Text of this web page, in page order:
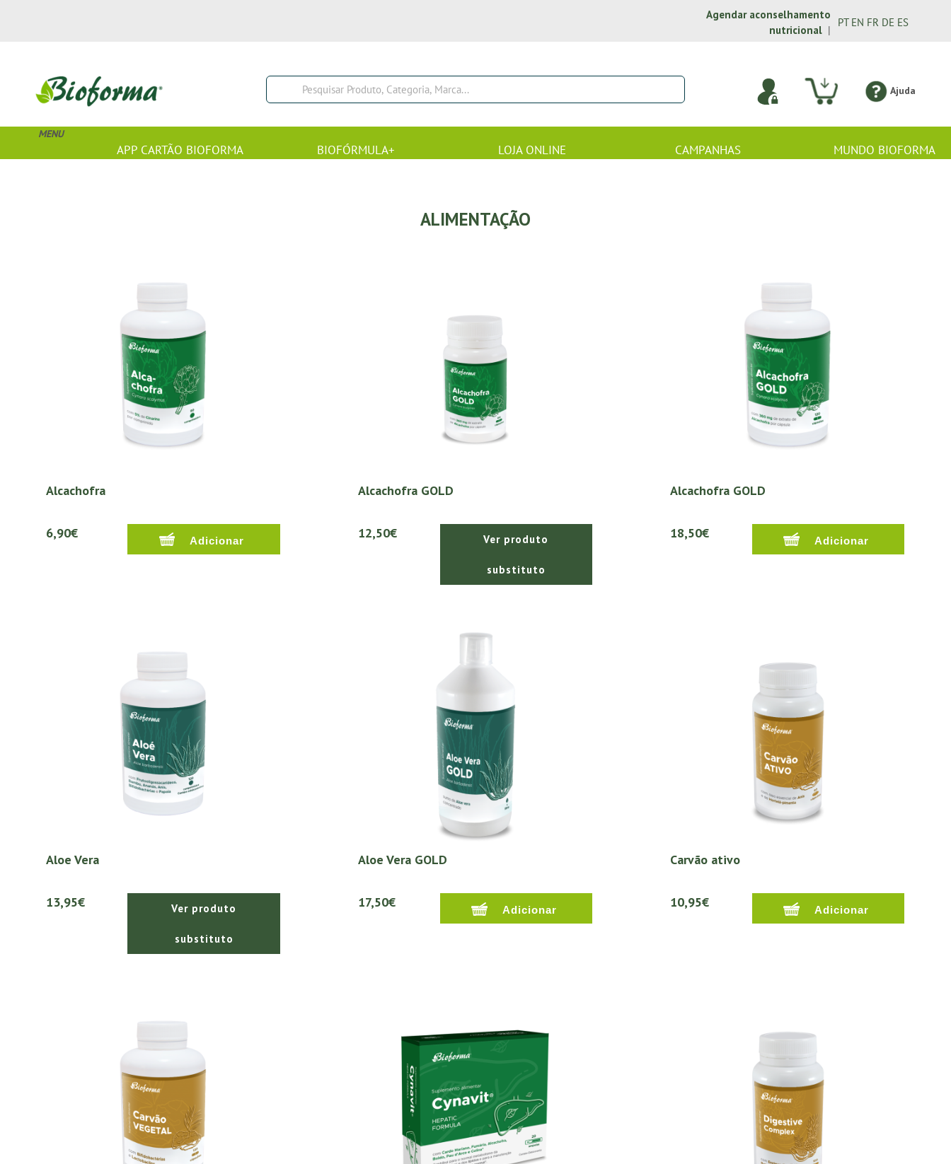
Agendar aconselhamento
nutricional |
PT EN FR DE ES
Ajuda
MENU
APP CARTÃO BIOFORMA BIOFÓRMULA+ LOJA ONLINE CAMPANHAS MUNDO BIOFORMA
ALIMENTAÇÃO
Alcachofra
6,90€
Alcachofra GOLD
12,50€ Ver produto
substituto
Alcachofra GOLD
18,50€
Aloe Vera
13,95€ Ver produto
substituto
Aloe Vera GOLD
17,50€
Carvão ativo
10,95€